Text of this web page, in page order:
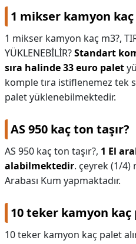
1 mikser kamyon kaç
1 mikser kamyon kaç m3?,
YÜKLENEBİLİR?Standart
sıra halinde 33 euro palet
komple tıra istiflenemez tek
palet yüklenebilmektedir.
AS 950 kaç ton taşır?
AS 950 kaç ton taşır?, 1 El
alabilmektedir. çeyrek (1/4)
Arabası Kum yapmaktadır.
10 teker kamyon kaç
10 teker kamyon kaç palet